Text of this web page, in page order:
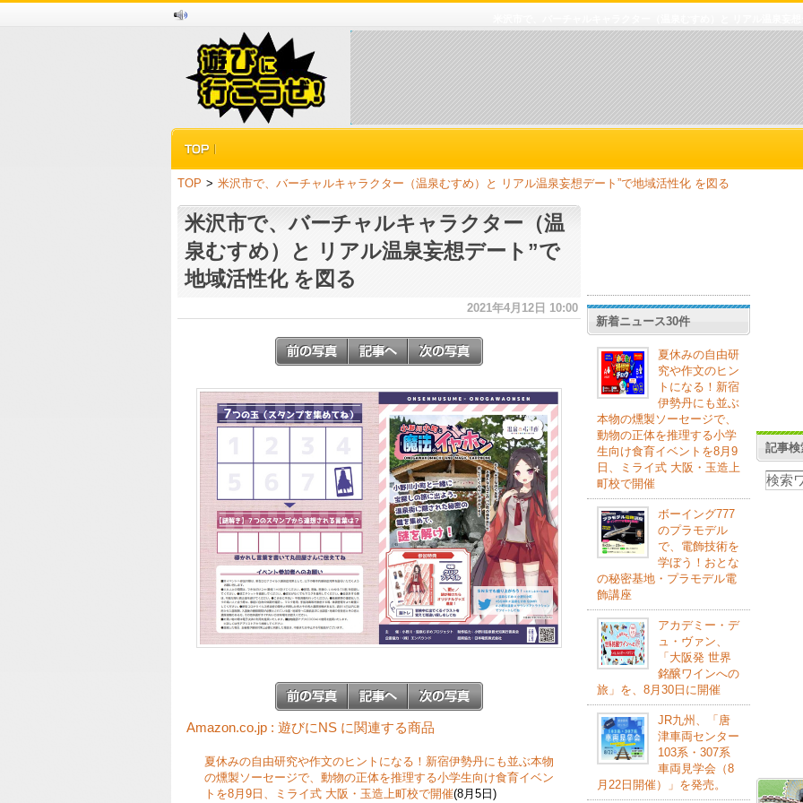
TOP > 米沢市で、バーチャルキャラクター（温泉むすめ）と リアル温泉妄想デート”で地域活性化 を図る
米沢市で、バーチャルキャラクター（温
泉むすめ）と リアル温泉妄想デート”で
地域活性化 を図る
2021年4月12日 10:00
Amazon.co.jp : 遊びにNS に関連する商品
夏休みの自由研究や作文のヒントになる！新宿伊勢丹にも並ぶ本物
の燻製ソーセージで、動物の正体を推理する小学生向け食育イベン
トを8月9日、ミライ式 大阪・玉造上町校で開催(8月5日)
新着ニュース30件
夏休みの自由研
究や作文のヒン
トになる！新宿
伊勢丹にも並ぶ
本物の燻製ソーセージで、
動物の正体を推理する小学
生向け食育イベントを8月9
日、ミライ式 大阪・玉造上
町校で開催
ボーイング777
のプラモデル
で、電飾技術を
学ぼう！おとな
の秘密基地・プラモデル電
飾講座
アカデミー・デ
ュ・ヴァン、
「大阪発 世界
銘醸ワインへの
旅」を、8月30日に開催
JR九州、「唐
津車両センター
103系・307系
車両見学会（8
月22日開催）」を発売。
記事検